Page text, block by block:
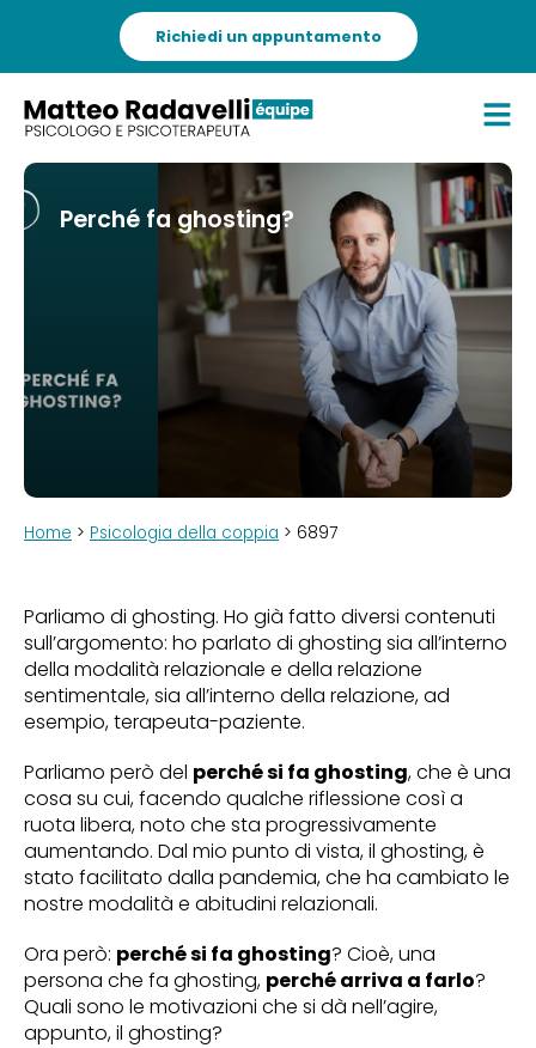
Richiedi un appuntamento
Perché fa ghosting?
Home > Psicologia della coppia > 6897
Parliamo di ghosting. Ho già fatto diversi contenuti
sull’argomento: ho parlato di ghosting sia all’interno
della modalità relazionale e della relazione
sentimentale, sia all’interno della relazione, ad
esempio, terapeuta-paziente.
Parliamo però del perché si fa ghosting, che è una
cosa su cui, facendo qualche riflessione così a
ruota libera, noto che sta progressivamente
aumentando. Dal mio punto di vista, il ghosting, è
stato facilitato dalla pandemia, che ha cambiato le
nostre modalità e abitudini relazionali.
Ora però: perché si fa ghosting? Cioè, una
persona che fa ghosting, perché arriva a farlo?
Quali sono le motivazioni che si dà nell’agire,
appunto, il ghosting?